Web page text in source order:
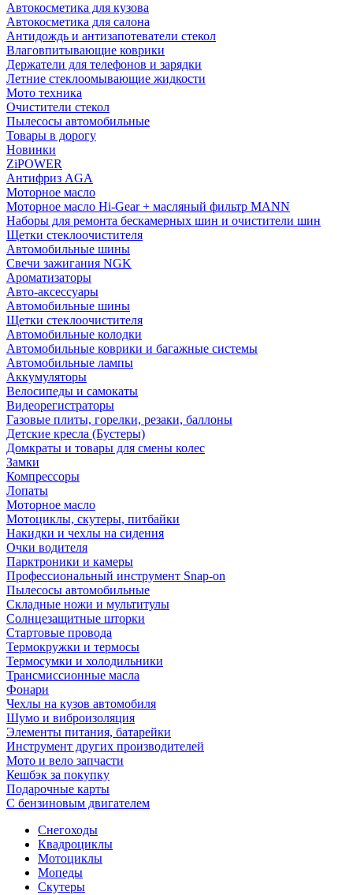
Автокосметика для кузова
Автокосметика для салона
Антидождь и антизапотеватели стекол
Влаговпитывающие коврики
Держатели для телефонов и зарядки
Летние стеклоомывающие жидкости
Мото техника
Очистители стекол
Пылесосы автомобильные
Товары в дорогу
Новинки
ZiPOWER
Антифриз AGA
Моторное масло
Моторное масло Hi-Gear + масляный фильтр MANN
Наборы для ремонта бескамерных шин и очистители шин
Щетки стеклоочистителя
Автомобильные шины
Свечи зажигания NGK
Ароматизаторы
Авто-аксессуары
Автомобильные шины
Щетки стеклоочистителя
Автомобильные колодки
Автомобильные коврики и багажные системы
Автомобильные лампы
Аккумуляторы
Велосипеды и самокаты
Видеорегистраторы
Газовые плиты, горелки, резаки, баллоны
Детские кресла (Бустеры)
Домкраты и товары для смены колес
Замки
Компрессоры
Лопаты
Моторное масло
Мотоциклы, скутеры, питбайки
Накидки и чехлы на сидения
Очки водителя
Парктроники и камеры
Профессиональный инструмент Snap-on
Пылесосы автомобильные
Складные ножи и мультитулы
Солнцезащитные шторки
Стартовые провода
Термокружки и термосы
Термосумки и холодильники
Трансмиссионные масла
Фонари
Чехлы на кузов автомобиля
Шумо и виброизоляция
Элементы питания, батарейки
Инструмент других производителей
Мото и вело запчасти
Кешбэк за покупку
Подарочные карты
С бензиновым двигателем
Снегоходы
Квадроциклы
Мотоциклы
Мопеды
Скутеры